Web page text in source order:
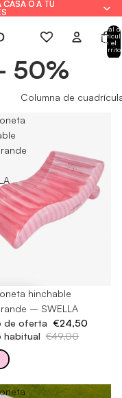
CASA O A TU
CASA O A TU
Total
en el
carrito:
50%
Columna de
hinchable
– SWELLA
de oferta €24,50
habitual €49,00